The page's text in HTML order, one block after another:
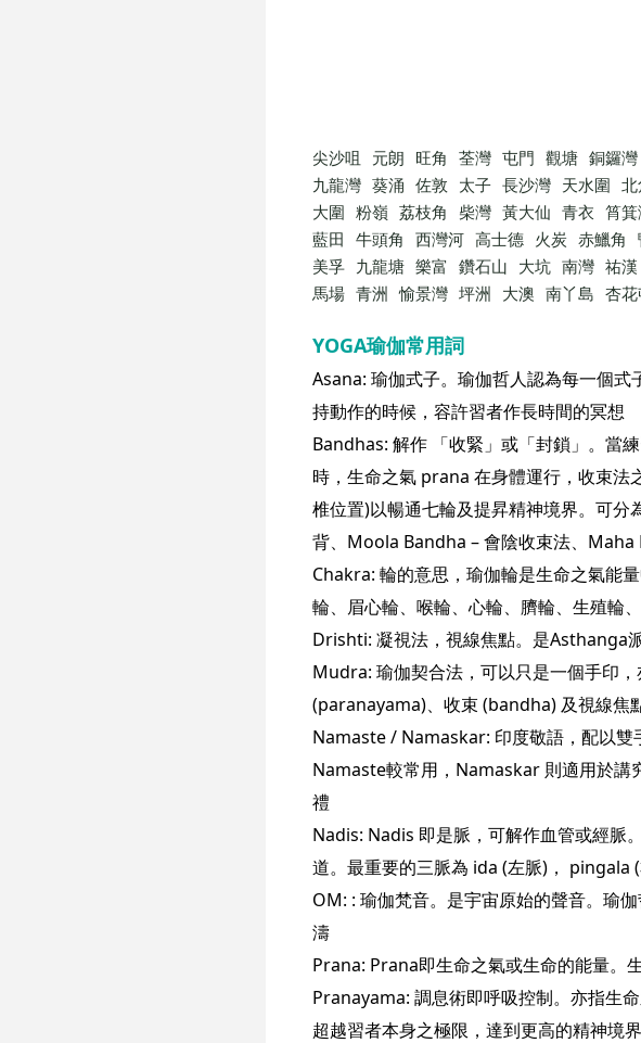
尖沙咀 元朗 旺角 荃灣 屯門 觀塘 銅鑼灣
九龍灣 葵涌 佐敦 太子 長沙灣 天水圍 北
大圍 粉嶺 荔枝角 柴灣 黃大仙 青衣 筲
藍田 牛頭角 西灣河 高士德 火炭 赤鱲角
美孚 九龍塘 樂富 鑽石山 大坑 南灣 祐漢
馬場 青洲 愉景灣 坪洲 大澳 南丫島 杏
YOGA瑜伽常用詞
Asana: 瑜伽式子。瑜伽哲人認為每一個
持動作的時候，容許習者作長時間的冥想
Bandhas: 解作 「收緊」或「封鎖」。當
時，生命之氣 prana 在身體運行，收束法
椎位置)以暢通七輪及提昇精神境界。可
背、Moola Bandha – 會陰收束法、Maha
Chakra: 輪的意思，瑜伽輪是生命之氣能
輪、眉心輪、喉輪、心輪、臍輪、生殖輪
Drishti: 凝視法，視線焦點。是Asthanga
Mudra: 瑜伽契合法，可以只是一個手印
(paranayama)、收束 (bandha) 及視線焦
Namaste / Namaskar: 印度敬語，配以雙
Namaste較常用，Namaskar 則適用於講
禮
Nadis: Nadis 即是脈，可解作血管或經脈
道。最重要的三脈為 ida (左脈)， pingala
OM: : 瑜伽梵音。是宇宙原始的聲音。瑜
濤
Prana: Prana即生命之氣或生命的能量。
Pranayama: 調息術即呼吸控制。亦指生
超越習者本身之極限，達到更高的精神境界